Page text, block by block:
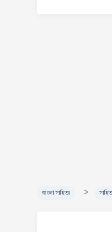
বাংলা সাহিত্য >